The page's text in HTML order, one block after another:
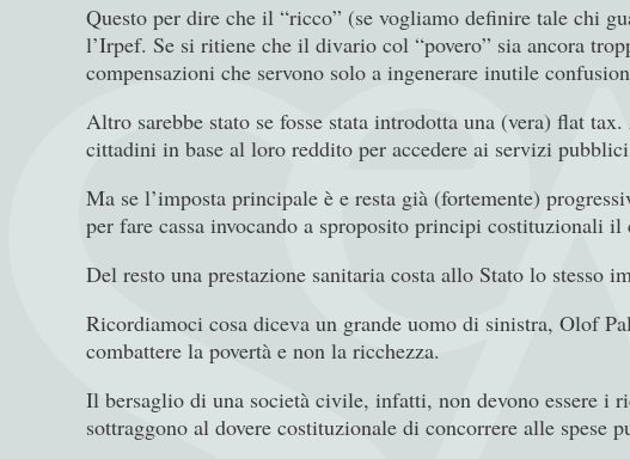
Questo per dire che il “ricco” (se vogliamo definire tale chi
l’Irpef. Se si ritiene che il divario col “povero” sia ancora
compensazioni che servono solo a ingenerare inutile
Altro sarebbe stato se fosse stata introdotta una (vera) flat
cittadini in base al loro reddito per accedere ai servizi
Ma se l’imposta principale è e resta già (fortemente)
per fare cassa invocando a sproposito principi costituzionali il
Del resto una prestazione sanitaria costa allo Stato lo stesso
Ricordiamoci cosa diceva un grande uomo di sinistra, Olof
combattere la povertà e non la ricchezza.
Il bersaglio di una società civile, infatti, non devono essere
sottraggono al dovere costituzionale di concorrere alle